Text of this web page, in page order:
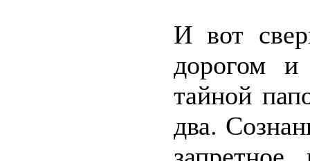
И вот
дорогом
тайной
два.